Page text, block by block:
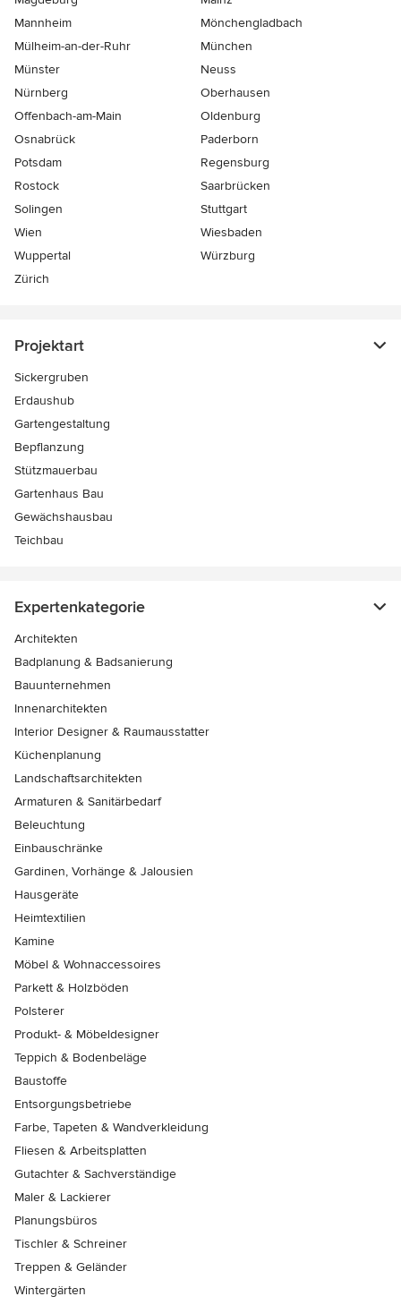
Mannheim
Mönchen­gladbach
Mülheim-an-der-Ruhr
München
Münster
Neuss
Nürnberg
Oberhausen
Offenbach-am-Main
Oldenburg
Osnabrück
Paderborn
Potsdam
Regensburg
Rostock
Saarbrücken
Solingen
Stuttgart
Wien
Wiesbaden
Wuppertal
Würzburg
Zürich
Projektart
Sickergruben
Erdaushub
Gartengestaltung
Bepflanzung
Stützmauerbau
Gartenhaus Bau
Gewächshausbau
Teichbau
Expertenkategorie
Architekten
Badplanung & Badsanierung
Bauunternehmen
Innenarchitekten
Interior Designer & Raumausstatter
Küchenplanung
Landschaftsarchitekten
Armaturen & Sanitärbedarf
Beleuchtung
Einbauschränke
Gardinen, Vorhänge & Jalousien
Hausgeräte
Heimtextilien
Kamine
Möbel & Wohnaccessoires
Parkett & Holzböden
Polsterer
Produkt- & Möbeldesigner
Teppich & Bodenbeläge
Baustoffe
Entsorgungsbetriebe
Farbe, Tapeten & Wandverkleidung
Fliesen & Arbeitsplatten
Gutachter & Sachverständige
Maler & Lackierer
Planungsbüros
Tischler & Schreiner
Treppen & Geländer
Wintergärten